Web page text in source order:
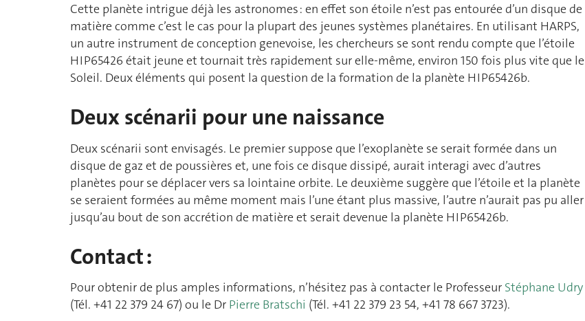
Cette planète intrigue déjà les astronomes : en effet son étoile n’est pas entourée d’un disque de
matière comme c’est le cas pour la plupart des jeunes systèmes planétaires. En utilisant HARPS,
un autre instrument de conception genevoise, les chercheurs se sont rendu compte que l’étoile
HIP65426 était jeune et tournait très rapidement sur elle-même, environ 150 fois plus vite que le
Soleil. Deux éléments qui posent la question de la formation de la planète HIP65426b.
Deux scénarii pour une naissance
Deux scénarii sont envisagés. Le premier suppose que l’exoplanète se serait formée dans un
disque de gaz et de poussières et, une fois ce disque dissipé, aurait interagi avec d’autres
planètes pour se déplacer vers sa lointaine orbite. Le deuxième suggère que l’étoile et la planète
se seraient formées au même moment mais l’une étant plus massive, l’autre n’aurait pas pu aller
jusqu’au bout de son accrétion de matière et serait devenue la planète HIP65426b.
Contact :
Pour obtenir de plus amples informations, n’hésitez pas à contacter le Professeur Stéphane Udry
(Tél. +41 22 379 24 67) ou le Dr Pierre Bratschi (Tél. +41 22 379 23 54, +41 78 667 3723).